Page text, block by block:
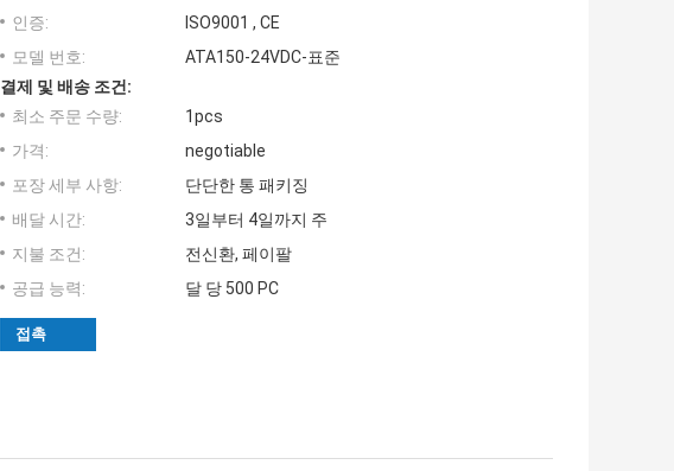
인증:
ISO9001 , CE
모델 번호:
ATA150-24VDC-표준
결제 및 배송 조건:
최소 주문 수량:
1pcs
가격:
negotiable
포장 세부 사항:
단단한 통 패키징
배달 시간:
3일부터 4일까지 주
지불 조건:
전신환, 페이팔
공급 능력:
달 당 500 PC
접촉